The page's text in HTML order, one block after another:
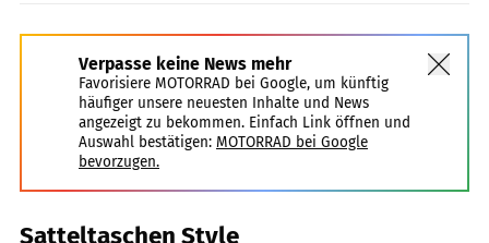
Verpasse keine News mehr
Favorisiere MOTORRAD bei Google, um künftig
häufiger unsere neuesten Inhalte und News
angezeigt zu bekommen. Einfach Link öffnen und
Auswahl bestätigen: MOTORRAD bei Google
bevorzugen.
Satteltaschen Style